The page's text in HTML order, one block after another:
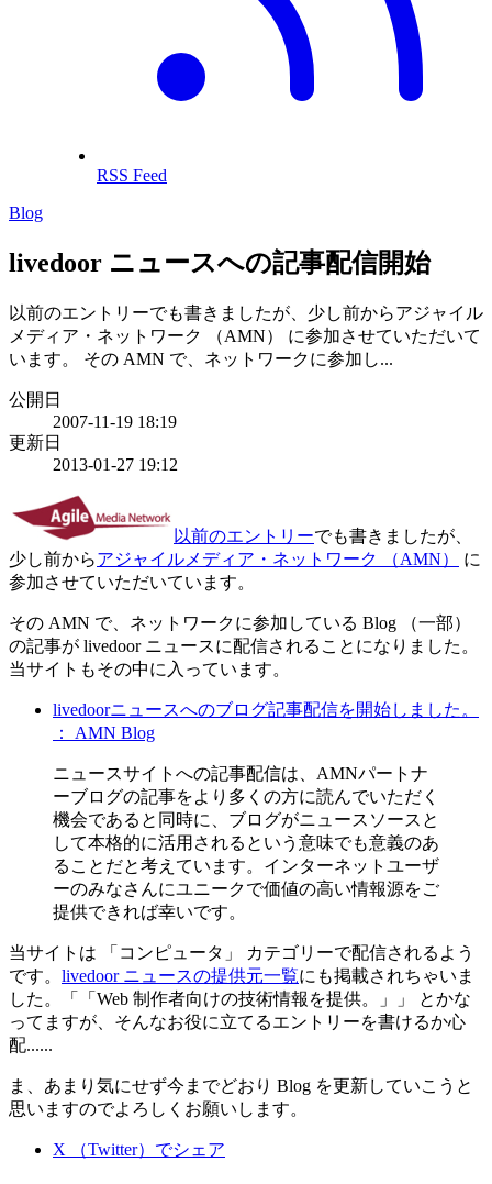
RSS Feed
Blog
livedoor ニュースへの記事配信開始
以前のエントリーでも書きましたが、少し前からアジャイル
メディア・ネットワーク （AMN） に参加させていただいて
います。 その AMN で、ネットワークに参加し...
公開日
2007-11-19 18:19
更新日
2013-01-27 19:12
以前のエントリーでも書きましたが、
少し前からアジャイルメディア・ネットワーク （AMN）
に
参加させていただいています。
その AMN で、ネットワークに参加している Blog （一部）
の記事が livedoor ニュースに配信されることになりました。
当サイトもその中に入っています。
livedoorニュースへのブログ記事配信を開始しました。
： AMN Blog
ニュースサイトへの記事配信は、AMNパートナ
ーブログの記事をより多くの方に読んでいただく
機会であると同時に、ブログがニュースソースと
して本格的に活用されるという意味でも意義のあ
ることだと考えています。インターネットユーザ
ーのみなさんにユニークで価値の高い情報源をご
提供できれば幸いです。
当サイトは 「コンピュータ」 カテゴリーで配信されるよう
です。 livedoor ニュースの提供元一覧にも掲載されちゃいま
した。「
Web 制作者向けの技術情報を提供。
」 とかな
ってますが、そんなお役に立てるエントリーを書けるか心
配......
ま、あまり気にせず今までどおり Blog を更新していこうと
思いますのでよろしくお願いします。
X （Twitter）でシェア